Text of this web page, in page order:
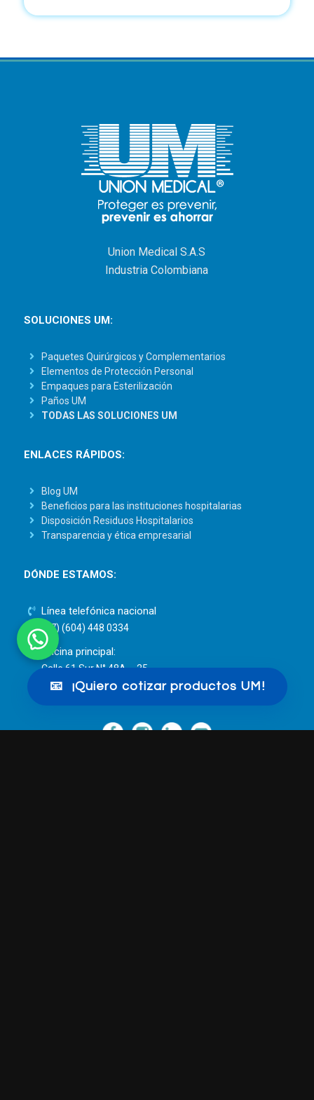
Union Medical S.A.S
Industria Colombiana
SOLUCIONES UM:
Paquetes Quirúrgicos y Complementarios
Elementos de Protección Personal
Empaques para Esterilización
Paños UM
TODAS LAS SOLUCIONES UM
ENLACES RÁPIDOS:
Blog UM
Beneficios para las instituciones hospitalarias
Disposición Residuos Hospitalarios
Transparencia y ética empresarial
DÓNDE ESTAMOS:
Línea telefónica nacional
(57) (604) 448 0334
Oficina principal:
Calle 61 Sur N° 48A – 25
Sabaneta, Antioquia – Colombia.
📧 ¡Quiero cotizar productos UM!